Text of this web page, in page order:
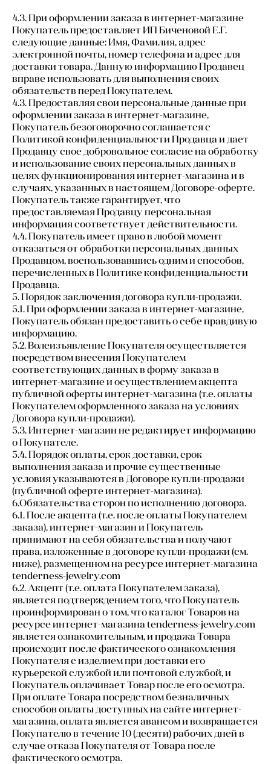
4.3. При оформлении заказа в интернет-магазине
Покупатель предоставляет ИП Биченовой Е.Г.
следующие данные: Имя, Фамилия, адрес
электронной почты, номер телефона и адрес для
доставки товара. Данную информацию Продавец
вправе использовать для выполнения своих
обязательств перед Покупателем.
4.3. Предоставляя свои персональные данные при
оформлении заказа в интернет-магазине,
Покупатель безоговорочно соглашается с
Политикой конфиденциальности Продавца и дает
Продавцу свое добровольное согласие на обработку
и использование своих персональных данных в
целях функционирования интернет-магазина и в
случаях, указанных в настоящем Договоре-оферте.
Покупатель также гарантирует, что
предоставляемая Продавцу персональная
информация соответствует действительности.
4.4. Покупатель имеет право в любой момент
отказаться от обработки персональных данных
Продавцом, воспользовавшись одним и способов,
перечисленных в Политике конфиденциальности
Продавца.
5. Порядок заключения договора купли-продажи.
5.1. При оформлении заказа в интернет-магазине,
Покупатель обязан предоставить о себе правдивую
информацию.
5.2. Волеизъявление Покупателя осуществляется
посредством внесения Покупателем
соответствующих данных в форму заказа в
интернет-магазине и осуществлением акцепта
публичной оферты интернет-магазина (т.е. оплаты
Покупателем оформленного заказа на условиях
Договора купли-продажи).
5.3. Интернет-магазин не редактирует информацию
о Покупателе.
5.4. Порядок оплаты, срок доставки, срок
выполнения заказа и прочие существенные
условия указываются в Договоре купли-продажи
(публичной оферте интернет-магазина).
6.Обязательства сторон по исполнению договора.
6.1. После акцепта (т.е. после оплаты Покупателем
заказа), интернет-магазин и Покупатель
принимают на себя обязательства и получают
права, изложенные в договоре купли-продажи (см.
ниже), размещенном на ресурсе интернет-магазина
tenderness-jewelry.com
6.2. Акцепт (т.е. оплата Покупателем заказа),
является подтверждением того, что Покупатель
проинформирован о том, что каталог Товаров на
ресурсе интернет-магазина tenderness-jewelry.com
является ознакомительным, и продажа Товара
происходит после фактического ознакомления
Покупателя с изделием при доставки его
курьерской службой или почтовой службой, и
Покупатель оплачивает Товар после его осмотра.
При оплате Товара посредством безналичных
способов оплаты доступных на сайте интернет-
магазина, оплата является авансом и возвращается
Покупателю в течение 10 (десяти) рабочих дней в
случае отказа Покупателя от Товара после
фактического осмотра.